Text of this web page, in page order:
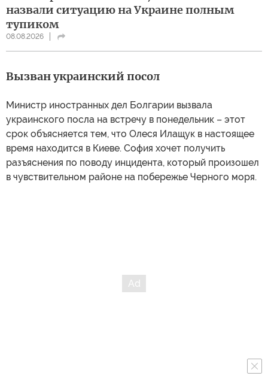
назвали ситуацию на Украине полным
тупиком
08.08.2026
Вызван украинский посол
Министр иностранных дел Болгарии вызвала
украинского посла на встречу в понедельник – этот
срок объясняется тем, что Олеся Илащук в настоящее
время находится в Киеве. София хочет получить
разъяснения по поводу инцидента, который произошел
в чувствительном районе на побережье Черного моря.